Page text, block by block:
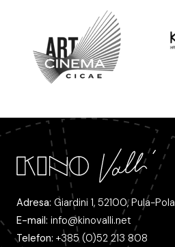
Adresa: Giardini 1, 52100, Pula-Pola
E-mail: info@kinovalli.net
Telefon: +385 (0)52 213 808